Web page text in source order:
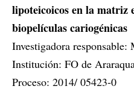
lipoteicoicos en la matriz
biopelículas cariogénicas
Investigadora
Institución: FO de
Proceso: 2014/ 05423-0